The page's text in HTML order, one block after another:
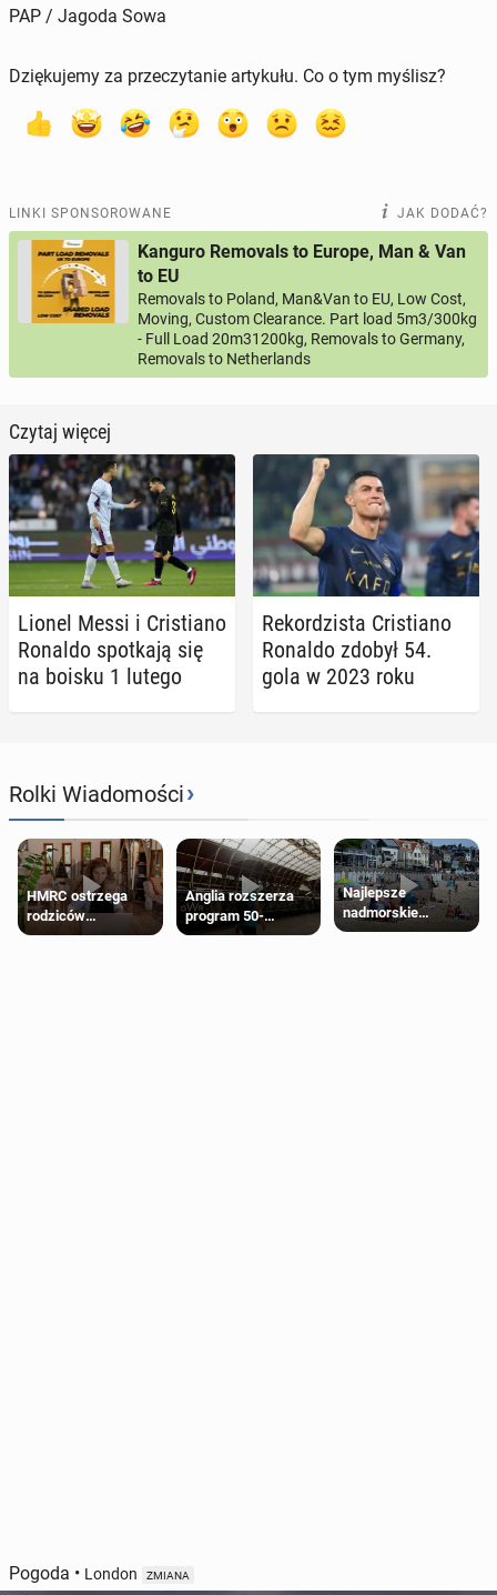
PAP / Jagoda Sowa
Dziękujemy za przeczytanie artykułu. Co o tym myślisz?
LINKI SPONSOROWANE JAK DODAĆ?
Kanguro Removals to Europe, Man & Van
to EU
Removals to Poland, Man&Van to EU, Low Cost,
Moving, Custom Clearance. Part load 5m3/300kg
- Full Load 20m31200kg, Removals to Germany,
Removals to Netherlands
Czytaj więcej
Lionel Messi i Cri­stia­no
Ronaldo spo­tka­ją się
na boisku 1 lutego
Re­kor­dzi­sta Cri­stia­no
Ronaldo zdobył 54.
gola w 2023 roku
Rolki Wiadomości›
HMRC ostrzega
rodziców
pobierających Child
Anglia rozszerza
program 50-
procentowych
Najlepsze
nadmorskie
miasteczko blisko
Pogoda • London ZMIANA